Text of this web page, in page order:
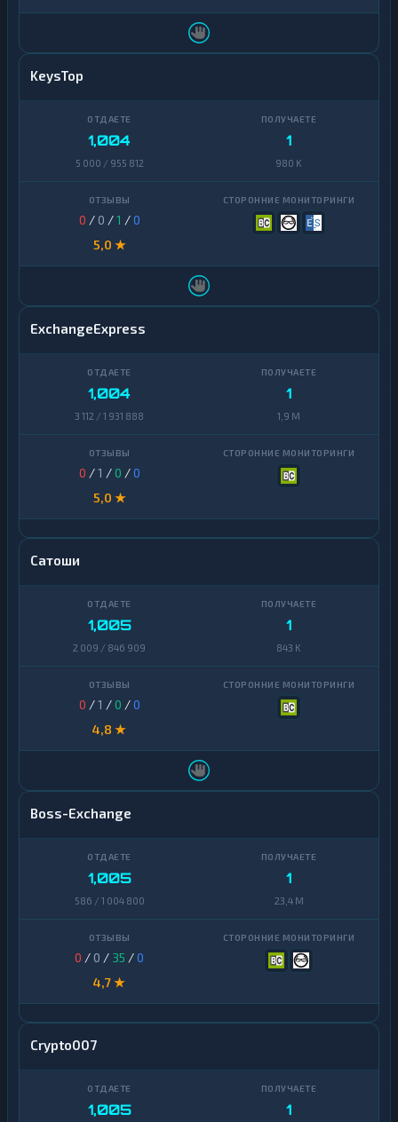
KeysTop
1,004
5 000 / 955 812
1
980 K
0 / 0 /1 /0
5,0 ★
ExchangeExpress
1,004
3 112 / 1 931 888
1
1,9 M
0 /1 /0 /0
5,0 ★
Сатоши
1,005
2 009 / 846 909
1
843 K
0 /1 /0 /0
4,8 ★
Boss-Exchange
1,005
586 / 1 004 800
1
23,4 M
0 / 0 / 35 /0
4,7 ★
Crypto007
1,005 1